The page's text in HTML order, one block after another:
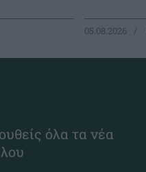
05.08.2026
όλα τα νέα